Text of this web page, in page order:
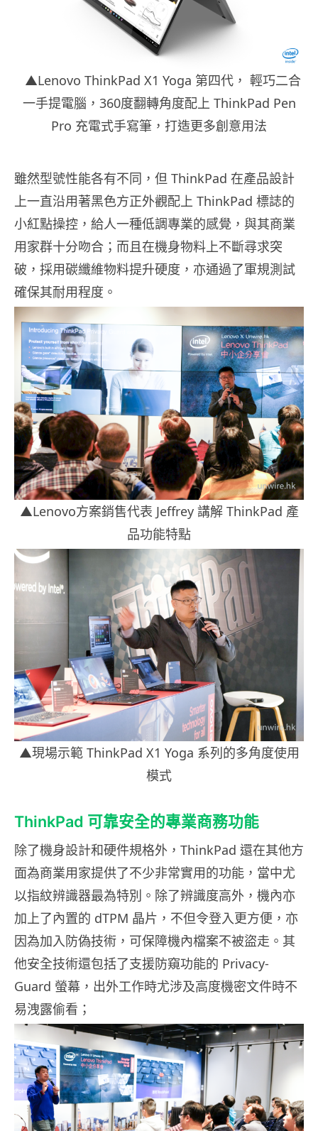
▲Lenovo ThinkPad X1 Yoga 第四代， 輕巧二合
一手提電腦，360度翻轉角度配上 ThinkPad Pen
Pro 充電式手寫筆，打造更多創意用法
雖然型號性能各有不同，但 ThinkPad 在產品設計
上一直沿用著黑色方正外觀配上 ThinkPad 標誌的
小紅點操控，給人一種低調專業的感覺，與其商業
用家群十分吻合；而且在機身物料上不斷尋求突
破，採用碳纖維物料提升硬度，亦通過了軍規測試
確保其耐用程度。
▲Lenovo方案銷售代表 Jeffrey 講解 ThinkPad 產
品功能特點
▲現場示範 ThinkPad X1 Yoga 系列的多角度使用
模式
ThinkPad 可靠安全的專業商務功能
除了機身設計和硬件規格外，ThinkPad 還在其他方
面為商業用家提供了不少非常實用的功能，當中尤
以指紋辨識器最為特別。除了辨識度高外，機內亦
加上了內置的 dTPM 晶片，不但令登入更方便，亦
因為加入防偽技術，可保障機內檔案不被盜走。其
他安全技術還包括了支援防窺功能的 Privacy-
Guard 螢幕，出外工作時尤涉及高度機密文件時不
易洩露偷看；